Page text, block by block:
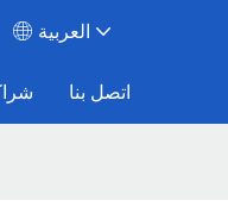
العربية
اتصل بنا